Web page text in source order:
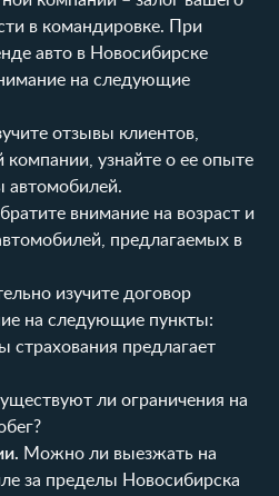
в командировке. При
авто в Новосибирске
на следующие
отзывы клиентов,
компании, узнайте о ее опыте
автомобилей.
внимание на возраст и
предлагаемых в
изучите договор
на следующие пункты:
страхования предлагает
ли ограничения на
Можно ли выезжать на
за пределы Новосибирска